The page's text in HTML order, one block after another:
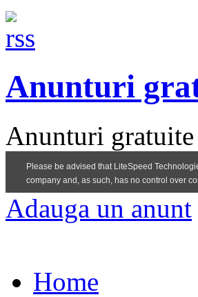
Anunturi
Anunturi gratuite
Adauga un anunt
Home